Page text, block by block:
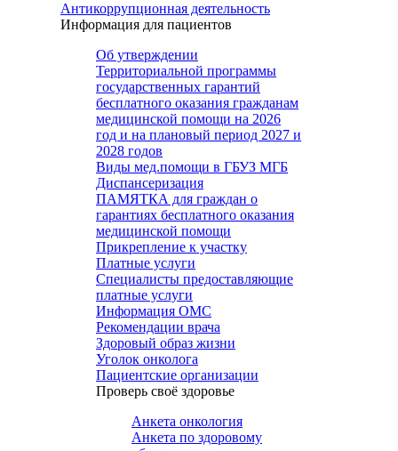
Антикоррупционная деятельность
Информация для пациентов
Об утверждении
Территориальной программы
государственных гарантий
бесплатного оказания гражданам
медицинской помощи на 2026
год и на плановый период 2027 и
2028 годов
Виды мед.помощи в ГБУЗ МГБ
Диспансеризация
ПАМЯТКА для граждан о
гарантиях бесплатного оказания
медицинской помощи
Прикрепление к участку
Платные услуги
Специалисты предоставляющие
платные услуги
Информация ОМС
Рекомендации врача
Здоровый образ жизни
Уголок онколога
Пациентские организации
Проверь своё здоровье
Анкета онкология
Анкета по здоровому